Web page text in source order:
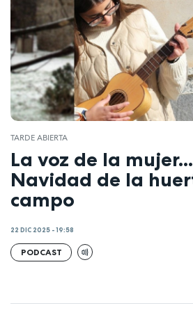
TARDE ABIERTA
La voz de la
Navidad de la
campo
22 DIC 2025 - 19:58
PODCAST